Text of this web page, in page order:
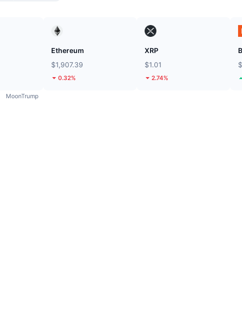
Ethereum
$1,907.39
0.32%
XRP
$1.01
2.74%
MoonTrump